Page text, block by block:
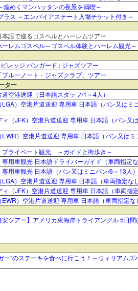
煌めくマンハッタンの夜景を満喫～
ラス ～エンパイアステート入場チケット付き～
本語で巡るゴスペルとハーレムツアー
ーレムゴスペル～ゴスペル体験とハーレム観光～
レッジ バンガード｣ ジャズツアー
ブルーノート・ジャズクラブ」ツアー
ター
空港送迎（日本語スタッフ/1～4人）
LGA）空港片道送迎 専用車 日本語（バン又はミ
ィ（JFK）空港片道送迎 専用車 日本語（バン又
EWR）空港片道送迎 専用車 日本語（バン又は
プライベート観光 ～ガイドと街歩き～
専用車観光 日本語ドライバーガイド（車両指定
専用車観光 日本語（バン又はミニバン/6～13人）
LGA）空港片道送迎 専用車 日本語（車両指定な
ィ（JFK）空港片道送迎 専用車 日本語（車両指
EWR）空港片道送迎 専用車 日本語（車両指定
安ツアー】アメリカ東海岸トライアングル 5日
ー"のステーキを食べに行こう！～ウィリアムズ